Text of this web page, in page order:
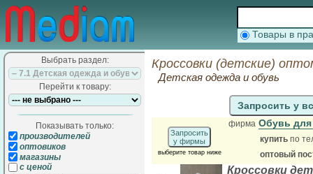
Товары в
Выбрать раздел:
Перейти к товару:
Показывать только:
производителей
оптовиков
магазины
с ценой
Кроссовки (детские)
Детская одежда и обувь
Запросить у
Запросить
у фирмы
выберите товар ниже
фирма Обувь
купить по
оптовый
Кроссовки